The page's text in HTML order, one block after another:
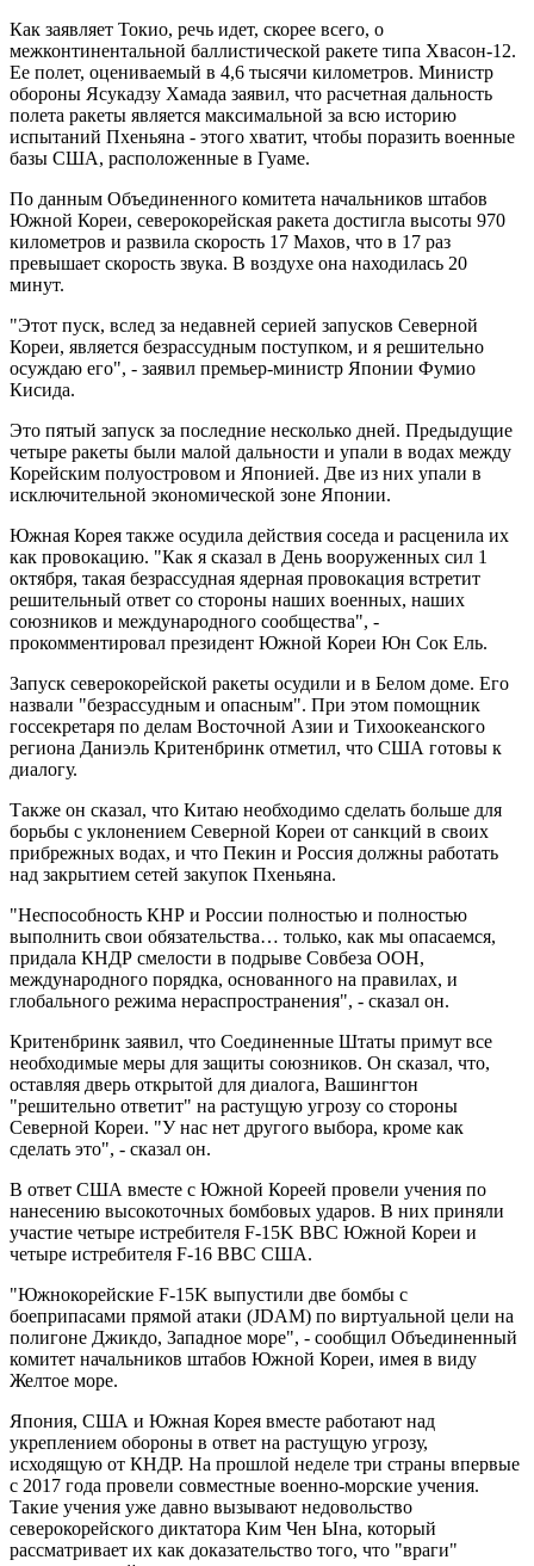
Как заявляет Токио, речь идет, скорее всего, о
межконтинентальной баллистической ракете типа Хвасон-12.
Ее полет, оцениваемый в 4,6 тысячи километров. Министр
обороны Ясукадзу Хамада заявил, что расчетная дальность
полета ракеты является максимальной за всю историю
испытаний Пхеньяна - этого хватит, чтобы поразить военные
базы США, расположенные в Гуаме.
По данным Объединенного комитета начальников штабов
Южной Кореи, северокорейская ракета достигла высоты 970
километров и развила скорость 17 Махов, что в 17 раз
превышает скорость звука. В воздухе она находилась 20
минут.
"Этот пуск, вслед за недавней серией запусков Северной
Кореи, является безрассудным поступком, и я решительно
осуждаю его", - заявил премьер-министр Японии Фумио
Кисида.
Это пятый запуск за последние несколько дней. Предыдущие
четыре ракеты были малой дальности и упали в водах между
Корейским полуостровом и Японией. Две из них упали в
исключительной экономической зоне Японии.
Южная Корея также осудила действия соседа и расценила их
как провокацию. "Как я сказал в День вооруженных сил 1
октября, такая безрассудная ядерная провокация встретит
решительный ответ со стороны наших военных, наших
союзников и международного сообщества", -
прокомментировал президент Южной Кореи Юн Сок Ель.
Запуск северокорейской ракеты осудили и в Белом доме. Его
назвали "безрассудным и опасным". При этом помощник
госсекретаря по делам Восточной Азии и Тихоокеанского
региона Даниэль Критенбринк отметил, что США готовы к
диалогу.
Также он сказал, что Китаю необходимо сделать больше для
борьбы с уклонением Северной Кореи от санкций в своих
прибрежных водах, и что Пекин и Россия должны работать
над закрытием сетей закупок Пхеньяна.
"Неспособность КНР и России полностью и полностью
выполнить свои обязательства… только, как мы опасаемся,
придала КНДР смелости в подрыве Совбеза ООН,
международного порядка, основанного на правилах, и
глобального режима нераспространения", - сказал он.
Критенбринк заявил, что Соединенные Штаты примут все
необходимые меры для защиты союзников. Он сказал, что,
оставляя дверь открытой для диалога, Вашингтон
"решительно ответит" на растущую угрозу со стороны
Северной Кореи. "У нас нет другого выбора, кроме как
сделать это", - сказал он.
В ответ США вместе с Южной Кореей провели учения по
нанесению высокоточных бомбовых ударов. В них приняли
участие четыре истребителя F-15K ВВС Южной Кореи и
четыре истребителя F-16 ВВС США.
"Южнокорейские F-15K выпустили две бомбы с
боеприпасами прямой атаки (JDAM) по виртуальной цели на
полигоне Джикдо, Западное море", - сообщил Объединенный
комитет начальников штабов Южной Кореи, имея в виду
Желтое море.
Япония, США и Южная Корея вместе работают над
укреплением обороны в ответ на растущую угрозу,
исходящую от КНДР. На прошлой неделе три страны впервые
с 2017 года провели совместные военно-морские учения.
Такие учения уже давно вызывают недовольство
северокорейского диктатора Ким Чен Ына, который
рассматривает их как доказательство того, что "враги"